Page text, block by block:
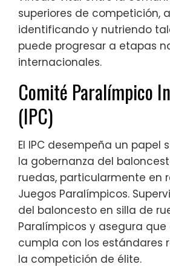
superiores de competición,
identificando y nutriendo
puede progresar a etapas
internacionales.
Comité Paralímpico
(IPC)
El IPC desempeña un papel
la gobernanza del
ruedas, particularmente en
Juegos Paralímpicos.
del baloncesto en silla de
Paralímpicos y asegura que
cumpla con los estándares
la competición de élite.